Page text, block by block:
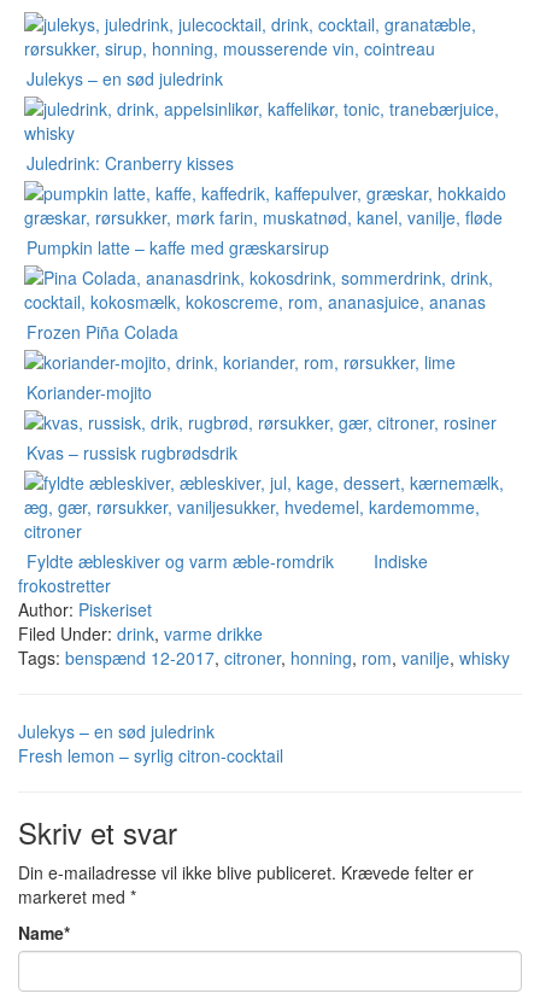
Julekys – en sød juledrink
Juledrink: Cranberry kisses
Pumpkin latte – kaffe med græskarsirup
Frozen Piña Colada
Koriander-mojito
Kvas – russisk rugbrødsdrik
Fyldte æbleskiver og varm æble-romdrik
Indiske
frokostretter
Author: Piskeriset
Filed Under: drink, varme drikke
Tags: benspænd 12-2017, citroner, honning, rom, vanilje, whisky
Julekys – en sød juledrink
Fresh lemon – syrlig citron-cocktail
Skriv et svar
Din e-mailadresse vil ikke blive publiceret. Krævede felter er
markeret med *
Name*